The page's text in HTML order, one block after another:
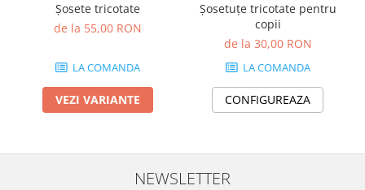
Decor Crăciun
TOATE Produsele Zero Waste
TOATE Produsele Personalizate
Șosete tricotate
de la 55,00 RON
LA COMANDA
VEZI VARIANTE
Șosetuțe tricotate pentru
copii
de la 30,00 RON
LA COMANDA
CONFIGUREAZA
NEWSLETTER